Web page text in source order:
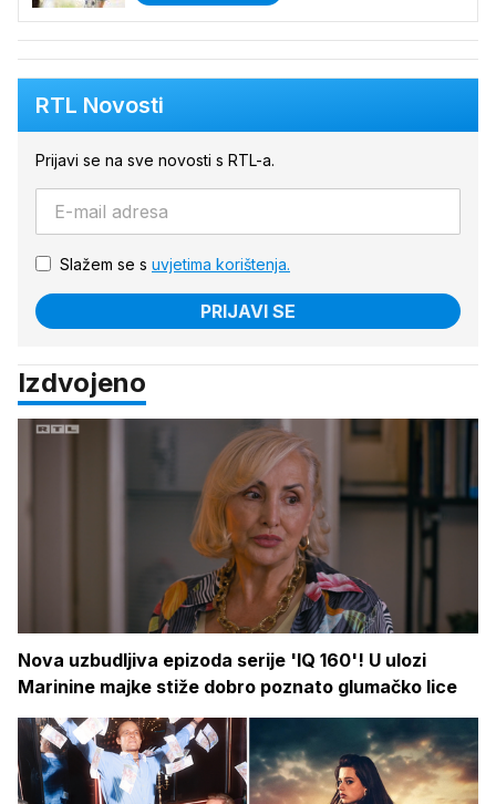
RTL Novosti
Prijavi se na sve novosti s RTL-a.
Slažem se s uvjetima korištenja.
PRIJAVI SE
Izdvojeno
Nova uzbudljiva epizoda serije 'IQ 160'! U ulozi
Marinine majke stiže dobro poznato glumačko lice